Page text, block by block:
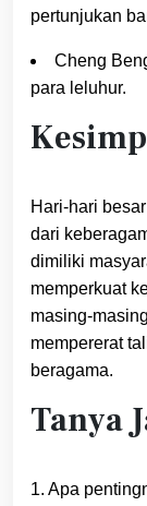
pertunjukan
Cheng
para leluhur.
Hari-hari
dari
dimiliki
memperkuat
masing-
mempererat
beragama.
Tanya
1. Apa